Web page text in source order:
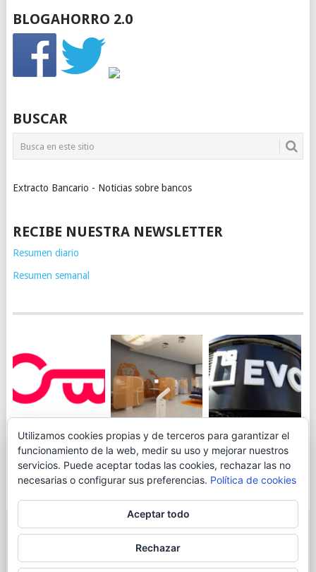
BLOGAHORRO 2.0
BUSCAR
Extracto Bancario - Noticias sobre bancos
RECIBE NUESTRA NEWSLETTER
Resumen diario
Resumen semanal
JUEGA AL
CANICÓDROMO
DIGITAL DE
OPENBANK
ING TOCA SUELO EN
LA RENTABILIDAD
DE SU CUENTA
NARANJA: 0,01% TAE
EVO BANK
PERMITIRÁ
INGRESAR DINERO
DESDE LAS OFICINAS
© 2026BLOGAHORRO.
CONTACTA CON EL AUTOR
MAPA DE LA WEB
Utilizamos cookies propias y de terceros para garantizar el
funcionamiento de la web, medir su uso y mejorar nuestros
servicios. Puede aceptar todas las cookies, rechazar las no
necesarias o configurar sus preferencias. Política de cookies
Aceptar todo
Rechazar